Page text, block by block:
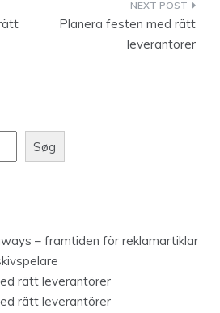
Planera festen med rätt
leverantörer
Søg
– framtiden för reklamartiklar
rätt leverantörer
rätt leverantörer